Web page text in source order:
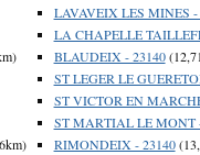
LAVAVEIX LES MINES -
LA CHAPELLE
BLAUDEIX - 23140
ST LEGER LE
ST VICTOR EN
ST MARTIAL LE MONT
RIMONDEIX - 23140